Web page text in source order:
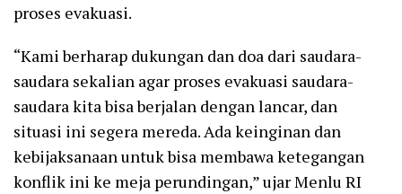
proses evakuasi.
“Kami berharap dukungan dan doa dari saudara-
saudara sekalian agar proses evakuasi saudara-
saudara kita bisa berjalan dengan lancar, dan
situasi ini segera mereda. Ada keinginan dan
kebijaksanaan untuk bisa membawa ketegangan
konflik ini ke meja perundingan,” ujar Menlu RI